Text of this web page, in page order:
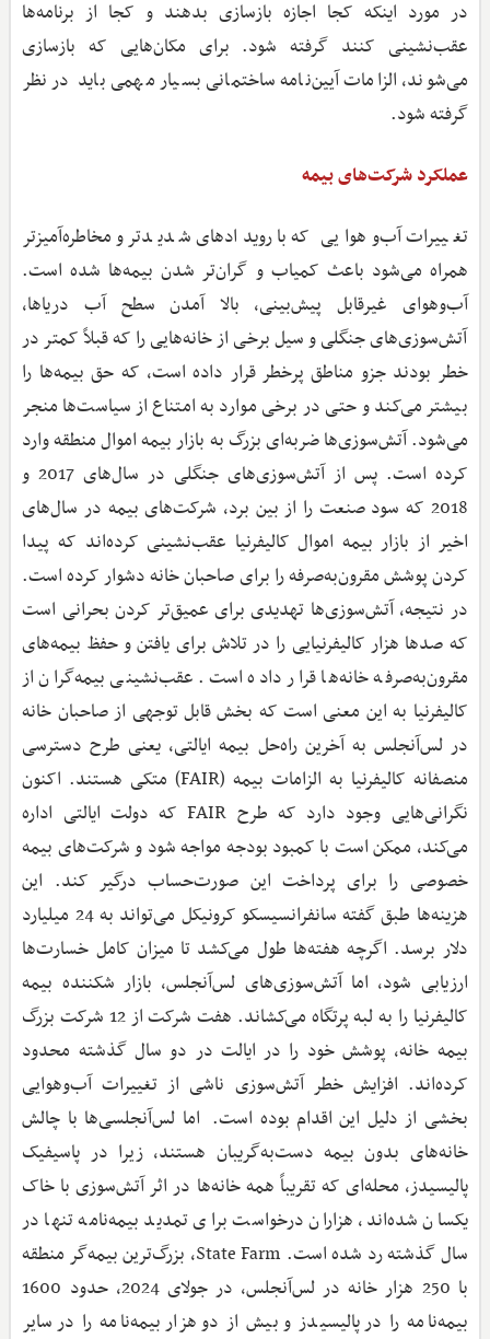
در مورد اینکه کجا اجازه بازسازی بدهند و کجا از برنامه‌ها
عقب‌نشینی کنند گرفته شود. برای مکان‌هایی که بازسازی
می‌شوند، الزامات آیین‌نامه ساختمانی بسیار مهمی باید در نظر
گرفته شود.
عملکرد شرکت‌های بیمه
تغییرات آب‌وهوایی که با رویدادهای شدیدتر و مخاطره‌آمیزتر
همراه می‌شود باعث کمیاب و گران‌تر شدن بیمه‌ها شده است.
آب‌وهوای غیرقابل پیش‌بینی، بالا آمدن سطح آب دریاها،
آتش‌سوزی‌های جنگلی و سیل برخی از خانه‌هایی را که قبلاً کمتر در
خطر بودند جزو مناطق پرخطر قرار داده است، که حق بیمه‌ها را
بیشتر می‌کند و حتی در برخی موارد به امتناع از سیاست‌ها منجر
می‌شود. آتش‌سوزی‌ها ضربه‌ای بزرگ به بازار بیمه اموال منطقه وارد
کرده است. پس از آتش‌سوزی‌های جنگلی در سال‌های 2017 و
2018 که سود صنعت را از بین برد، شرکت‌های بیمه در سال‌های
اخیر از بازار بیمه اموال کالیفرنیا عقب‌نشینی کرده‌اند که پیدا
کردن پوشش مقرون‌به‌صرفه را برای صاحبان خانه دشوار کرده است.
در نتیجه، آتش‌سوزی‌ها تهدیدی برای عمیق‌تر کردن بحرانی است
که صدها هزار کالیفرنیایی را در تلاش برای یافتن و حفظ بیمه‌های
مقرون‌به‌صرفه خانه‌ها قرار داده است. عقب‌نشینی بیمه‌گران از
کالیفرنیا به این معنی است که بخش قابل توجهی از صاحبان خانه
در لس‌آنجلس به آخرین راه‌حل بیمه ایالتی، یعنی طرح دسترسی
منصفانه کالیفرنیا به الزامات بیمه (FAIR) متکی هستند. اکنون
نگرانی‌هایی وجود دارد که طرح FAIR که دولت ایالتی اداره
می‌کند، ممکن است با کمبود بودجه مواجه شود و شرکت‌های بیمه
خصوصی را برای پرداخت این صورت‌حساب درگیر کند. این
هزینه‌ها طبق گفته سانفرانسیسکو کرونیکل می‌تواند به 24 میلیارد
دلار برسد. اگرچه هفته‌ها طول می‌کشد تا میزان کامل خسارت‌ها
ارزیابی شود، اما آتش‌سوزی‌های لس‌آنجلس، بازار شکننده بیمه
کالیفرنیا را به لبه پرتگاه می‌کشاند. هفت شرکت از 12 شرکت بزرگ
بیمه خانه، پوشش خود را در ایالت در دو سال گذشته محدود
کرده‌اند. افزایش خطر آتش‌سوزی ناشی از تغییرات آب‌وهوایی
بخشی از دلیل این اقدام بوده است. اما لس‌آنجلسی‌ها با چالش
خانه‌های بدون بیمه دست‌به‌گریبان هستند، زیرا در پاسیفیک
پالیسیدز، محله‌ای که تقریباً همه خانه‌ها در اثر آتش‌سوزی با خاک
یکسان شده‌اند، هزاران درخواست برای تمدید بیمه‌نامه تنها در
سال گذشته رد شده است. State Farm، بزرگ‌ترین بیمه‌گر منطقه
با 250 هزار خانه در لس‌آنجلس، در جولای 2024، حدود 1600
بیمه‌نامه را در پالیسیدز و بیش از دو هزار بیمه‌نامه را در سایر